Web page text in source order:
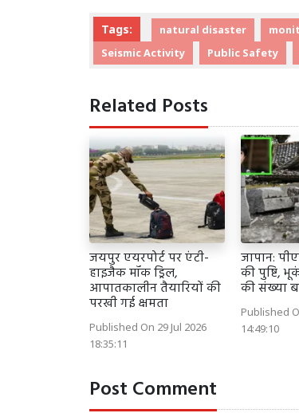
Tags: natural disaster
Seismic Activity
Public Safety
Related Posts
जयपुर एयरपोर्ट पर एंटी-
हाइजैक मॉक ड्रिल,
आपातकालीन तैयारियों की
परखी गई क्षमता
Published On 29 Jul 2026
18:35:11
जापान:
की पुष्टि,
की संख्या
Published
14:49:10
Post Comment